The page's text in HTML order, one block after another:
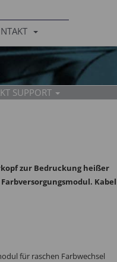
SUPPORT
zur Bedruckung heißer
für raschen Farbwechsel